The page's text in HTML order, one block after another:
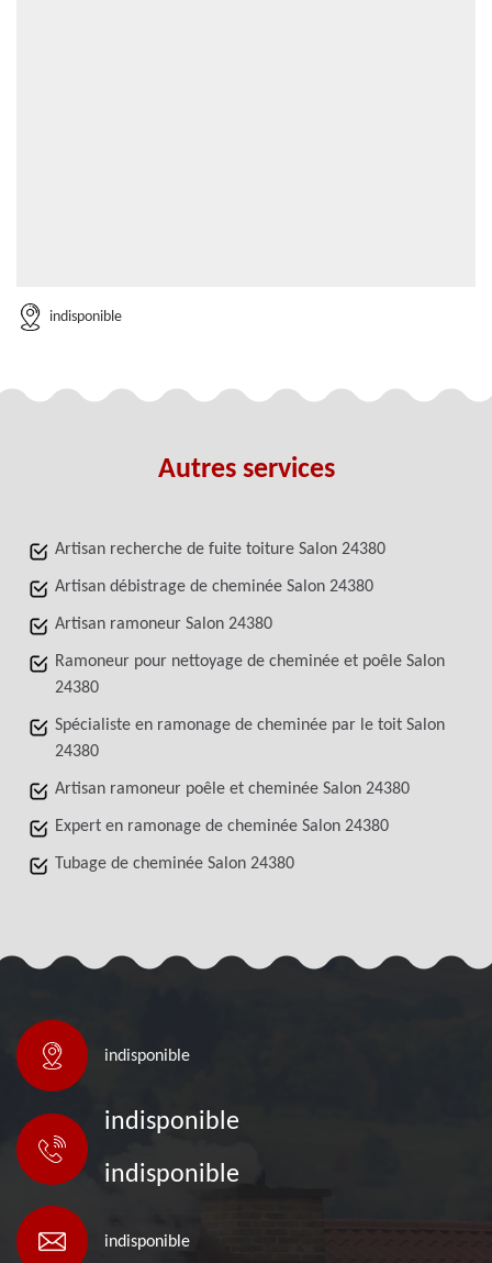
indisponible
Autres services
Artisan recherche de fuite toiture Salon 24380
Artisan débistrage de cheminée Salon 24380
Artisan ramoneur Salon 24380
Ramoneur pour nettoyage de cheminée et poêle Salon
24380
Spécialiste en ramonage de cheminée par le toit Salon
24380
Artisan ramoneur poêle et cheminée Salon 24380
Expert en ramonage de cheminée Salon 24380
Tubage de cheminée Salon 24380
indisponible
indisponible
indisponible
indisponible